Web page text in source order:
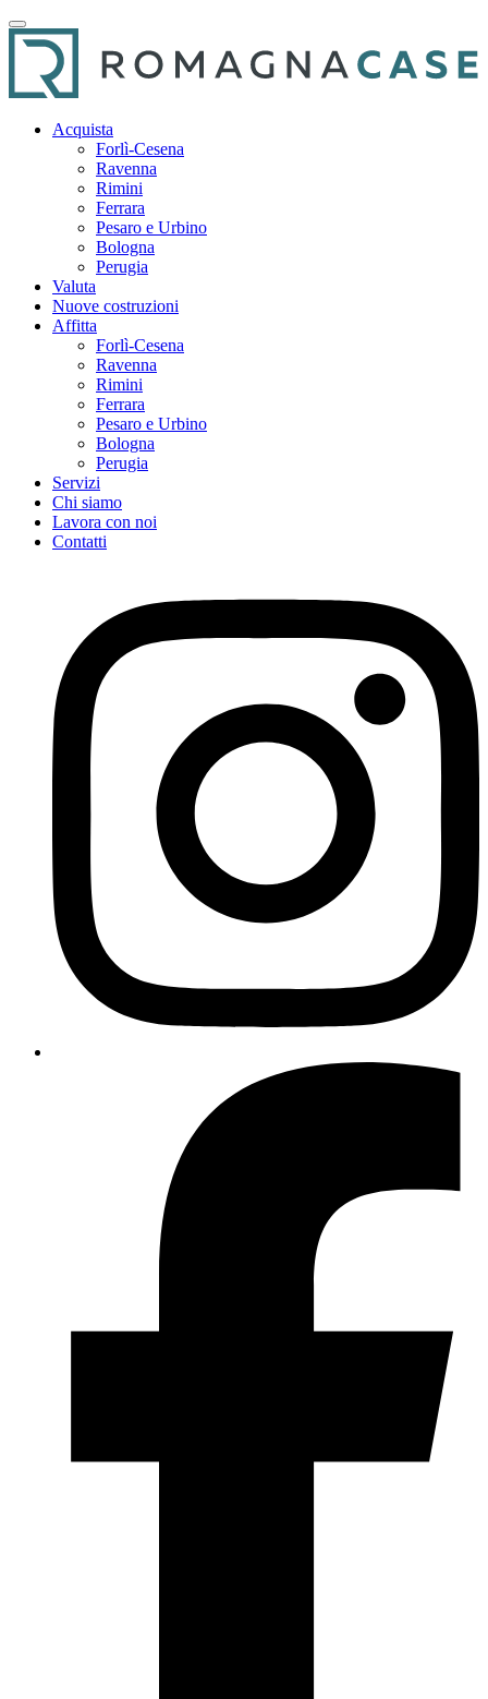
Acquista
Forlì-Cesena
Ravenna
Rimini
Ferrara
Pesaro e Urbino
Bologna
Perugia
Valuta
Nuove costruzioni
Affitta
Forlì-Cesena
Ravenna
Rimini
Ferrara
Pesaro e Urbino
Bologna
Perugia
Servizi
Chi siamo
Lavora con noi
Contatti